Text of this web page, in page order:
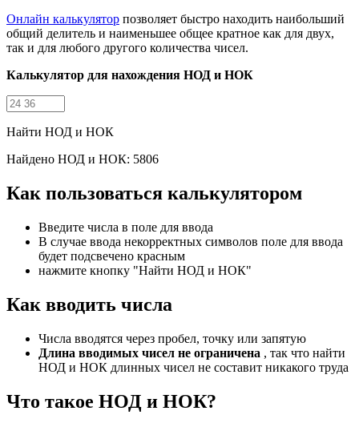
Онлайн калькулятор позволяет быстро находить наибольший
общий делитель и наименьшее общее кратное как для двух,
так и для любого другого количества чисел.
Калькулятор для нахождения НОД и НОК
Найти НОД и НОК
Найдено НОД и НОК: 5806
Как пользоваться калькулятором
Введите числа в поле для ввода
В случае ввода некорректных символов поле для ввода
будет подсвечено красным
нажмите кнопку "Найти НОД и НОК"
Как вводить числа
Числа вводятся через пробел, точку или запятую
Длина вводимых чисел не ограничена , так что найти
НОД и НОК длинных чисел не составит никакого труда
Что такое НОД и НОК?